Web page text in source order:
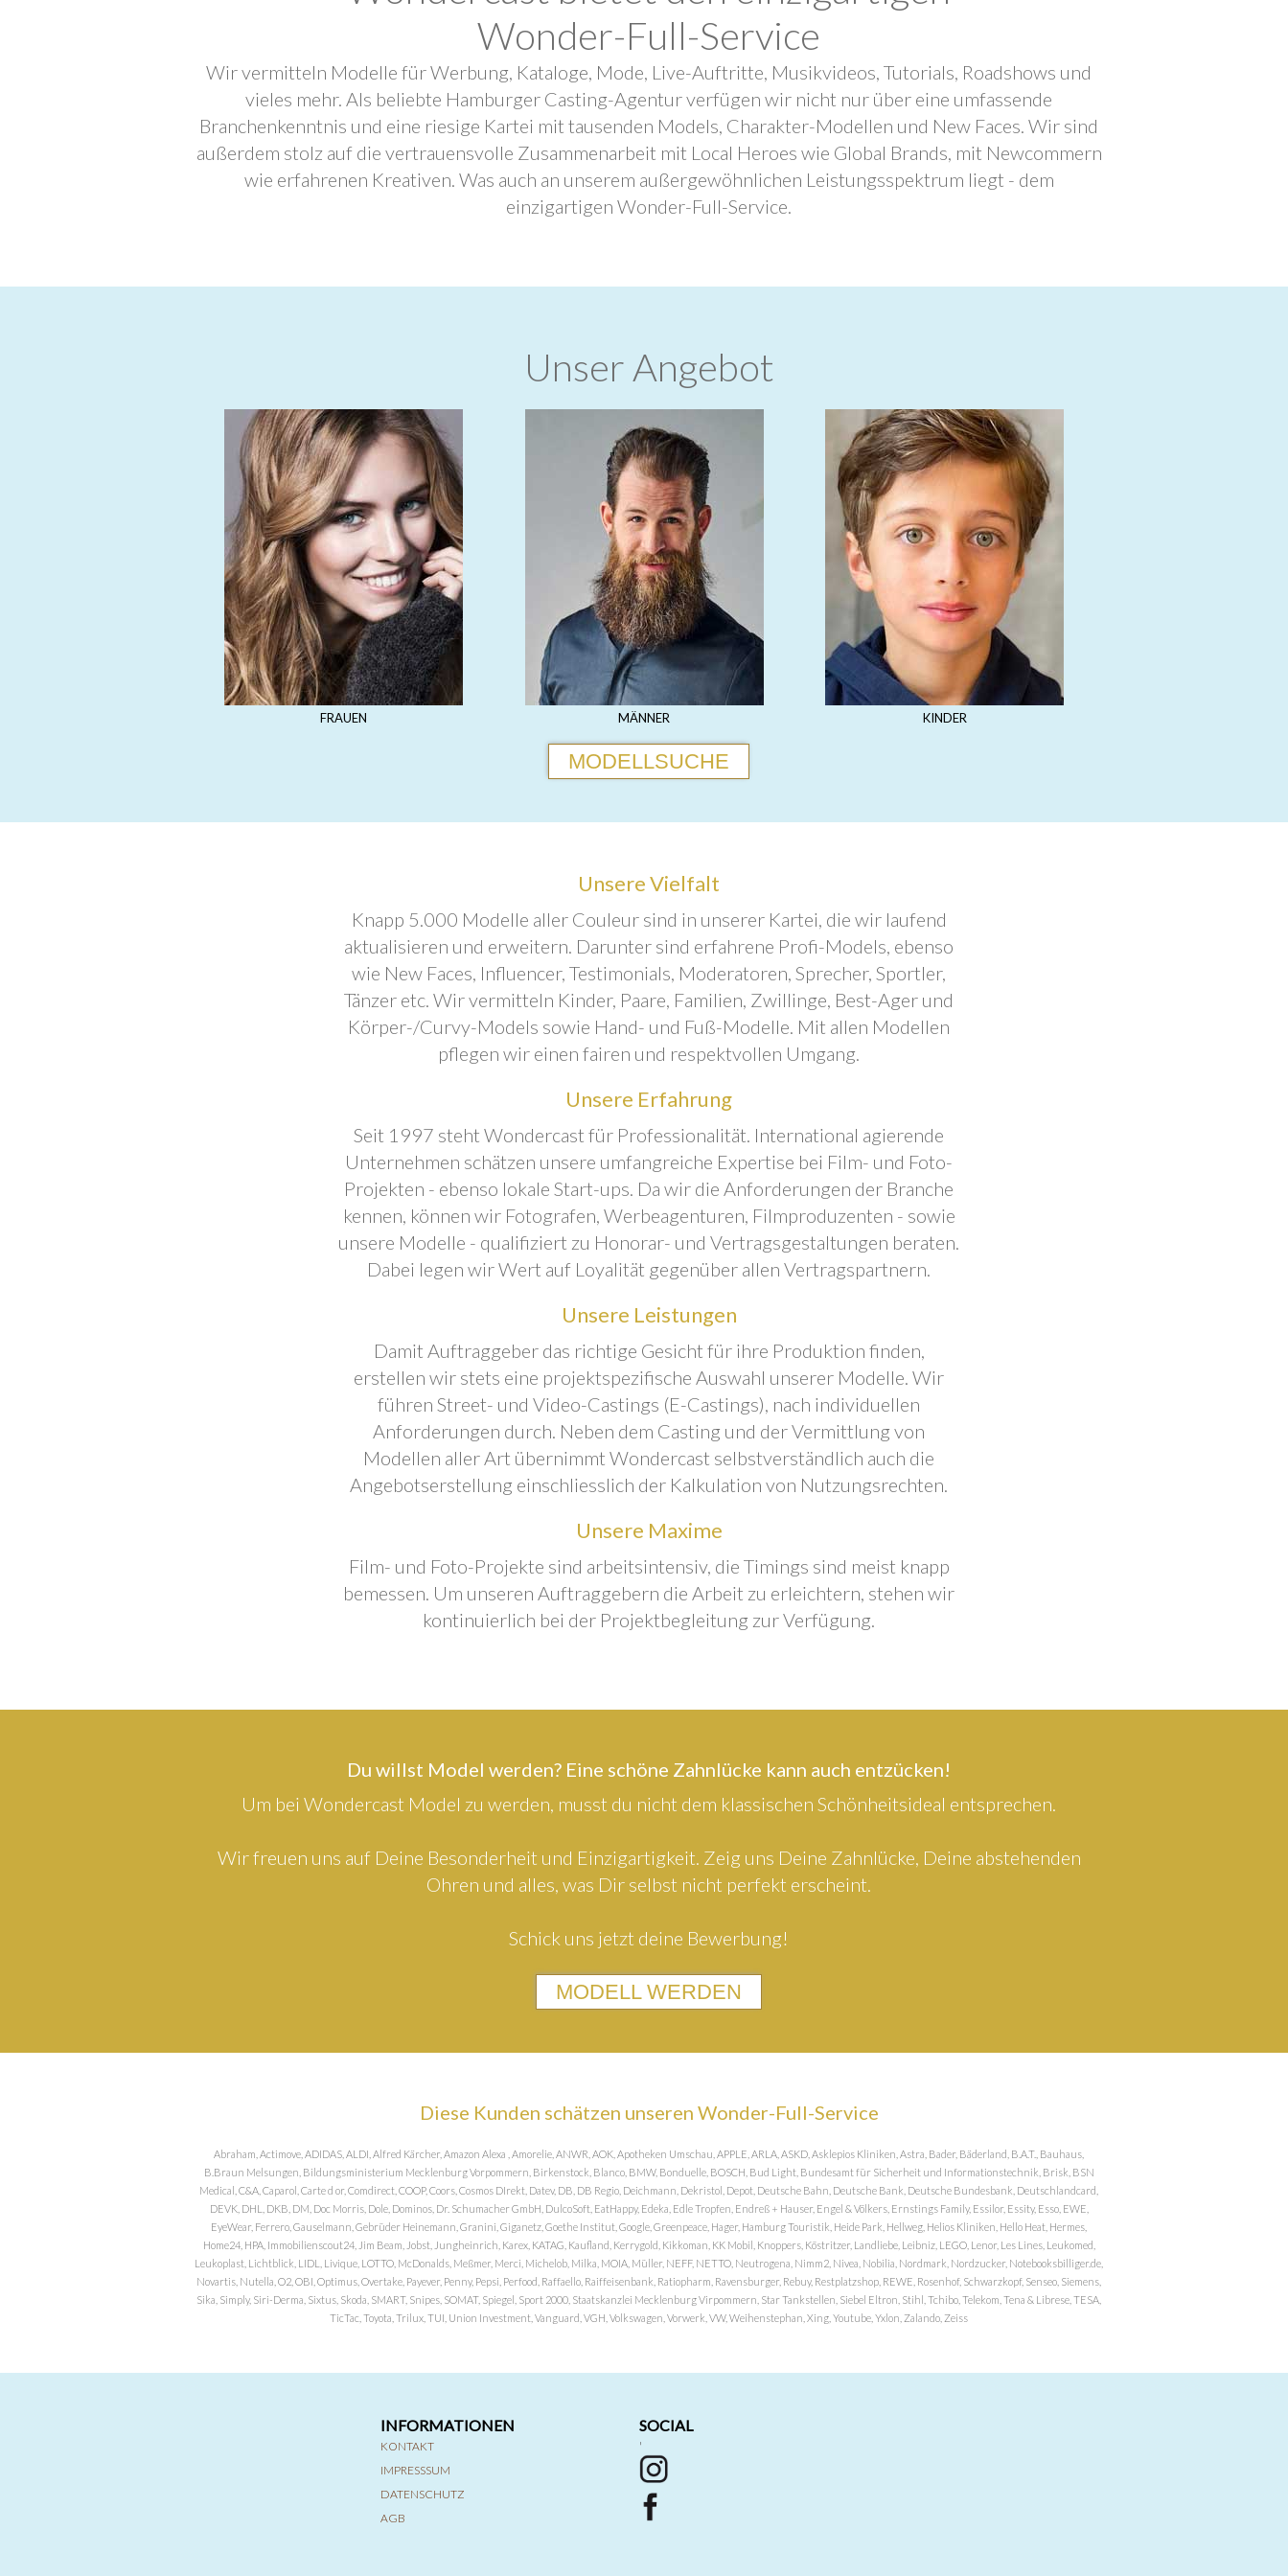
Wonder-Full-Service
Wir vermitteln Modelle für Werbung, Kataloge, Mode, Live-Auftritte, Musikvideos, Tutorials, Roadshows und
vieles mehr. Als beliebte Hamburger Casting-Agentur verfügen wir nicht nur über eine umfassende
Branchenkenntnis und eine riesige Kartei mit tausenden Models, Charakter-Modellen und New Faces. Wir sind
außerdem stolz auf die vertrauensvolle Zusammenarbeit mit Local Heroes wie Global Brands, mit Newcommern
wie erfahrenen Kreativen. Was auch an unserem außergewöhnlichen Leistungsspektrum liegt - dem
einzigartigen Wonder-Full-Service.
Unser Angebot
FRAUEN MÄNNER KINDER
MODELLSUCHE
Unsere Vielfalt
Knapp 5.000 Modelle aller Couleur sind in unserer Kartei, die wir laufend
aktualisieren und erweitern. Darunter sind erfahrene Profi-Models, ebenso
wie New Faces, Influencer, Testimonials, Moderatoren, Sprecher, Sportler,
Tänzer etc. Wir vermitteln Kinder, Paare, Familien, Zwillinge, Best-Ager und
Körper-/Curvy-Models sowie Hand- und Fuß-Modelle. Mit allen Modellen
pflegen wir einen fairen und respektvollen Umgang.
Unsere Erfahrung
Seit 1997 steht Wondercast für Professionalität. International agierende
Unternehmen schätzen unsere umfangreiche Expertise bei Film- und Foto-
Projekten - ebenso lokale Start-ups. Da wir die Anforderungen der Branche
kennen, können wir Fotografen, Werbeagenturen, Filmproduzenten - sowie
unsere Modelle - qualifiziert zu Honorar- und Vertragsgestaltungen beraten.
Dabei legen wir Wert auf Loyalität gegenüber allen Vertragspartnern.
Unsere Leistungen
Damit Auftraggeber das richtige Gesicht für ihre Produktion finden,
erstellen wir stets eine projektspezifische Auswahl unserer Modelle. Wir
führen Street- und Video-Castings (E-Castings), nach individuellen
Anforderungen durch. Neben dem Casting und der Vermittlung von
Modellen aller Art übernimmt Wondercast selbstverständlich auch die
Angebotserstellung einschliesslich der Kalkulation von Nutzungsrechten.
Unsere Maxime
Film- und Foto-Projekte sind arbeitsintensiv, die Timings sind meist knapp
bemessen. Um unseren Auftraggebern die Arbeit zu erleichtern, stehen wir
kontinuierlich bei der Projektbegleitung zur Verfügung.
Du willst Model werden? Eine schöne Zahnlücke kann auch entzücken!
Um bei Wondercast Model zu werden, musst du nicht dem klassischen Schönheitsideal entsprechen.
Wir freuen uns auf Deine Besonderheit und Einzigartigkeit. Zeig uns Deine Zahnlücke, Deine abstehenden
Ohren und alles, was Dir selbst nicht perfekt erscheint.
Schick uns jetzt deine Bewerbung!
MODELL WERDEN
Diese Kunden schätzen unseren Wonder-Full-Service
Abraham, Actimove, ADIDAS, ALDI, Alfred Kärcher, Amazon Alexa , Amorelie, ANWR, AOK, Apotheken Umschau, APPLE, ARLA, ASKD, Asklepios Kliniken, Astra, Bader, Bäderland, B.A.T., Bauhaus,
B.Braun Melsungen, Bildungsministerium Mecklenburg Vorpommern, Birkenstock, Blanco, BMW, Bonduelle, BOSCH, Bud Light, Bundesamt für Sicherheit und Informationstechnik, Brisk, BSN
Medical, C&A, Caparol, Carte d or, Comdirect, COOP, Coors, Cosmos DIrekt, Datev, DB, DB Regio, Deichmann, Dekristol, Depot, Deutsche Bahn, Deutsche Bank, Deutsche Bundesbank, Deutschlandcard,
DEVK, DHL, DKB, DM, Doc Morris, Dole, Dominos, Dr. Schumacher GmbH, DulcoSoft, EatHappy, Edeka, Edle Tropfen, Endreß + Hauser, Engel & Völkers, Ernstings Family, Essilor, Essity, Esso, EWE,
EyeWear, Ferrero, Gauselmann, Gebrüder Heinemann, Granini, Giganetz, Goethe Institut, Google, Greenpeace, Hager, Hamburg Touristik, Heide Park, Hellweg, Helios Kliniken, Hello Heat, Hermes,
Home24, HPA, Immobilienscout24, Jim Beam, Jobst, Jungheinrich, Karex, KATAG, Kaufland, Kerrygold, Kikkoman, KK Mobil, Knoppers, Köstritzer, Landliebe, Leibniz, LEGO, Lenor, Les Lines, Leukomed,
Leukoplast, Lichtblick, LIDL, Livique, LOTTO, McDonalds, Meßmer, Merci, Michelob, Milka, MOIA, Müller, NEFF, NETTO, Neutrogena, Nimm2, Nivea, Nobilia, Nordmark, Nordzucker, Notebooksbilliger.de,
Novartis, Nutella, O2, OBI, Optimus, Overtake, Payever, Penny, Pepsi, Perfood, Raffaello, Raiffeisenbank, Ratiopharm, Ravensburger, Rebuy, Restplatzshop, REWE, Rosenhof, Schwarzkopf, Senseo, Siemens,
Sika, Simply, Siri-Derma, Sixtus, Skoda, SMART, Snipes, SOMAT, Spiegel, Sport 2000, Staatskanzlei Mecklenburg Virpommern, Star Tankstellen, Siebel Eltron, Stihl, Tchibo, Telekom, Tena & Librese, TESA,
TicTac, Toyota, Trilux, TUI, Union Investment, Vanguard, VGH, Volkswagen, Vorwerk, VW, Weihenstephan, Xing, Youtube, Yxlon, Zalando, Zeiss
INFORMATIONEN
KONTAKT
IMPRESSSUM
DATENSCHUTZ
AGB
SOCIAL
'